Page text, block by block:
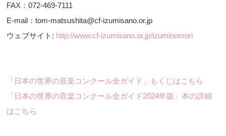
FAX：072-469-7111
E-mail：tom-matsushita@cf-izumisano.or.jp
ウェブサイト: http://www.cf-izumisano.or.jp/izuminomori
「日本の世界の音楽コンクール全ガイド」もくじはこちら
「日本の世界の音楽コンクール全ガイド2024年版」本の詳細
はこちら